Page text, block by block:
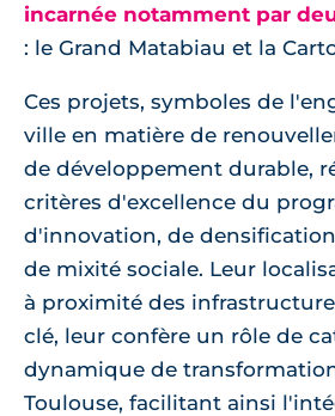
incarnée notamment par
: le Grand Matabiau et la
Ces projets, symboles de
ville en matière de
de développement durable,
critères d'excellence du
d'innovation, de
de mixité sociale. Leur
à proximité des
clé, leur confère un rôle de
dynamique de
Toulouse, facilitant ainsi